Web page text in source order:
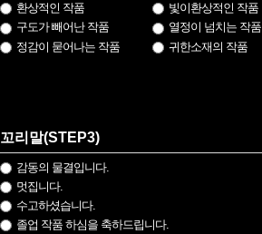
환상적인 작품 빛이환상적인 작품
구도가 빼어난 작품
열정이 넘치는 작품
정감이 묻어나는 작품
귀한소재의 작품
꼬리말(STEP3)
감동의 물결입니다.
멋집니다.
수고하셨습니다.
졸업 작품 하심을 축하드립니다.